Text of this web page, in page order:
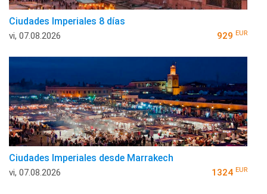
Ciudades Imperiales 8 días
vi, 07.08.2026 929 EUR
Ciudades Imperiales desde Marrakech
vi, 07.08.2026 1324 EUR